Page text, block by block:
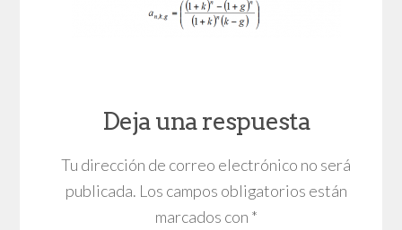
Deja una respuesta
Tu dirección de correo electrónico no será
publicada. Los campos obligatorios están
marcados con *